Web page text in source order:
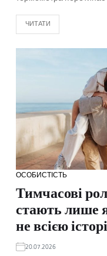
ЧИТАТИ
ОСОБИСТІСТЬ
Тимчасові
стають лише
не всією
20.07.2026